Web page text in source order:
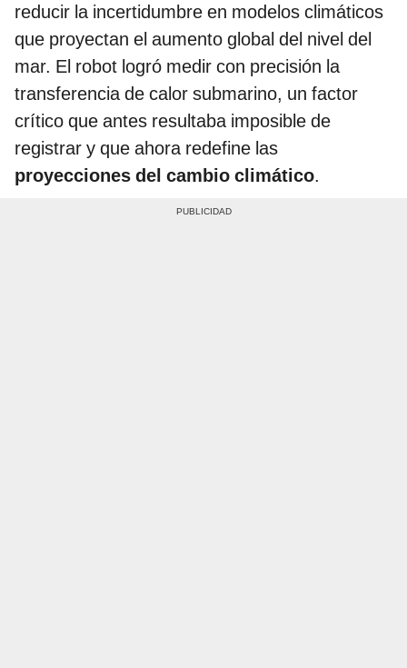
reducir la incertidumbre en modelos climáticos
que proyectan el aumento global del nivel del
mar. El robot logró medir con precisión la
transferencia de calor submarino, un factor
crítico que antes resultaba imposible de
registrar y que ahora redefine las
proyecciones del cambio climático.